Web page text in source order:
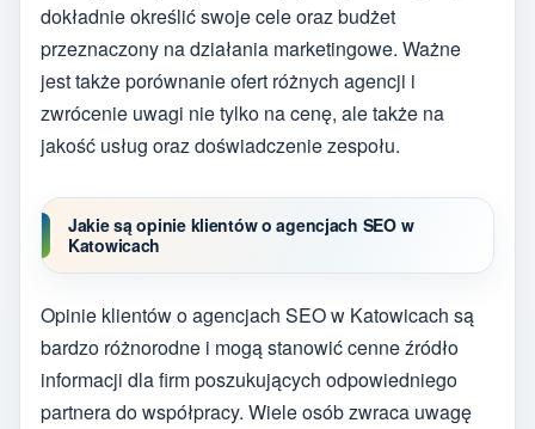
dokładnie określić swoje cele oraz budżet
przeznaczony na działania marketingowe. Ważne
jest także porównanie ofert różnych agencji i
zwrócenie uwagi nie tylko na cenę, ale także na
jakość usług oraz doświadczenie zespołu.
Jakie są opinie klientów o agencjach SEO w
Katowicach
Opinie klientów o agencjach SEO w Katowicach są
bardzo różnorodne i mogą stanowić cenne źródło
informacji dla firm poszukujących odpowiedniego
partnera do współpracy. Wiele osób zwraca uwagę